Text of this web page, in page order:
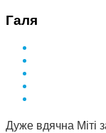
Галя
Дуже вдячна Міті